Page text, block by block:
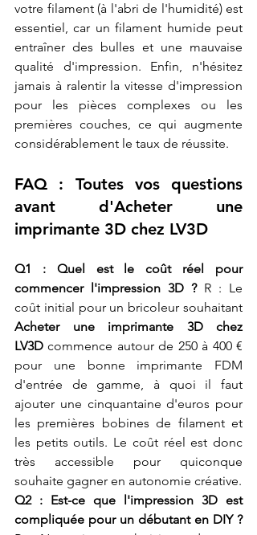
votre filament (à l'abri de l'humidité) est
essentiel, car un filament humide peut
entraîner des bulles et une mauvaise
qualité d'impression. Enfin, n'hésitez
jamais à ralentir la vitesse d'impression
pour les pièces complexes ou les
premières couches, ce qui augmente
considérablement le taux de réussite.
FAQ : Toutes vos questions
avant d'Acheter une
imprimante 3D chez LV3D
Q1 : Quel est le coût réel pour
commencer l'impression 3D ? R : Le
Acheter une imprimante 3D chez
LV3D commence autour de 250 à 400 €
pour une bonne imprimante FDM
d'entrée de gamme, à quoi il faut
ajouter une cinquantaine d'euros pour
les premières bobines de filament et
les petits outils. Le coût réel est donc
très accessible pour quiconque
souhaite gagner en autonomie créative.
Q2 : Est-ce que l'impression 3D est
compliquée pour un débutant en DIY ?